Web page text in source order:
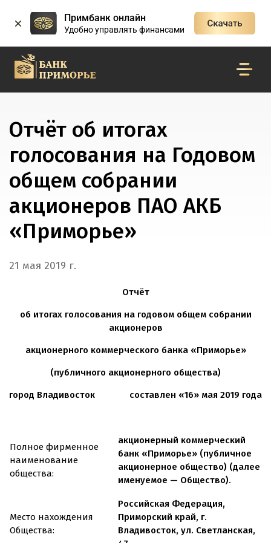
Примбанк онлайн
Удобно управлять финансами
Отчёт об итогах
голосования на Годовом
общем собрании
акционеров ПАО АКБ
«Приморье»
21 мая 2019 г.
Отчёт
об итогах голосования на годовом общем собрании
акционеров
акционерного коммерческого банка «Приморье»
(публичного акционерного общества)
город Владивосток составлен «16» мая 2019 года
Полное фирменное
наименование
общества:
акционерный коммерческий
банк «Приморье» (публичное
акционерное общество) (далее
именуемое — Общество).
Место нахождения
Общества:
Российская Федерация,
Приморский край, г.
Владивосток, ул. Светланская,